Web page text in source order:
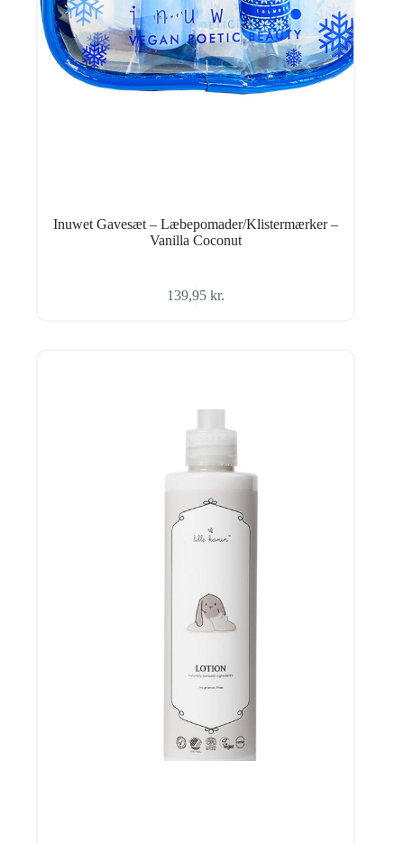
Inuwet Gavesæt – Læbepomader/Klistermærker –
Vanilla Coconut
139,95kr.